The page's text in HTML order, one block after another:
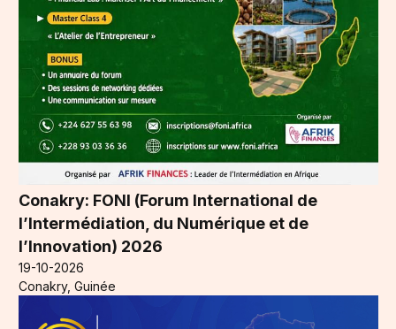
Conakry: FONI (Forum International de
l’Intermédiation, du Numérique et de
l’Innovation) 2026
19-10-2026
Conakry, Guinée